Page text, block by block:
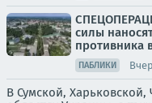
силы
противника
ПАБЛИКИ
В Сумской,